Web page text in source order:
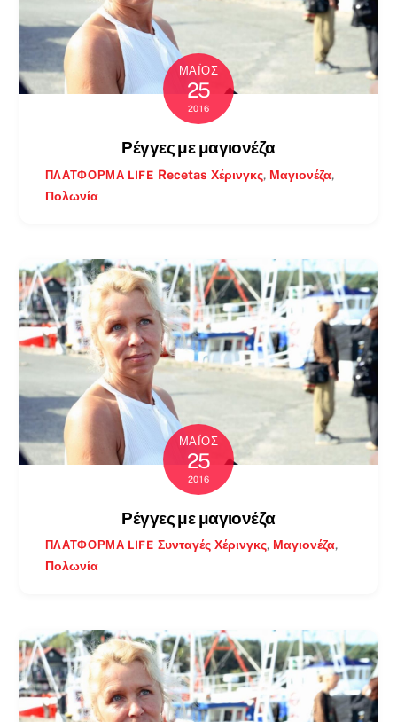
ΜΆΙΟΣ
25
2016
Ρέγγες με μαγιονέζα
ΠΛΑΤΦΌΡΜΑ LIFE Recetas Χέρινγκς, Μαγιονέζα,
Πολωνία
ΜΆΙΟΣ
25
2016
Ρέγγες με μαγιονέζα
ΠΛΑΤΦΌΡΜΑ LIFE Συνταγές Χέρινγκς, Μαγιονέζα,
Πολωνία